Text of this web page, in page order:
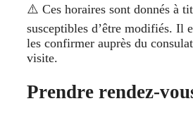
⚠️ Ces horaires sont donnés à
susceptibles d’être modifiés. Il
les confirmer auprès du
visite.
Prendre rendez-